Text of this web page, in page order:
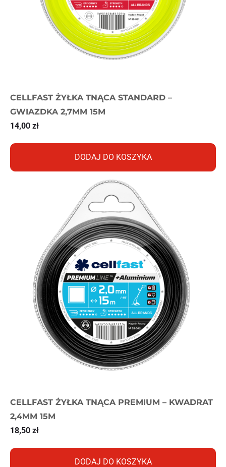
CELLFAST ŻYŁKA TNĄCA STANDARD –
GWIAZDKA 2,7MM 15M
14,00 zł
DODAJ DO KOSZYKA
CELLFAST ŻYŁKA TNĄCA PREMIUM – KWADRAT
2,4MM 15M
18,50 zł
DODAJ DO KOSZYKA